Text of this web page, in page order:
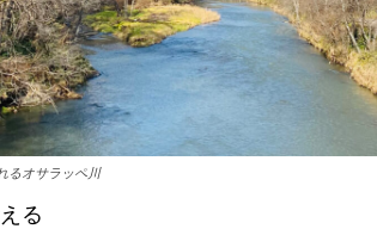
るオサラッペ川
る